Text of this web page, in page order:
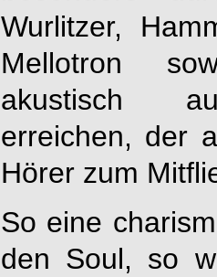
Wurlitzer,
Mellotron
akustisch
erreichen, der
Hörer zum
So eine
den Soul, so